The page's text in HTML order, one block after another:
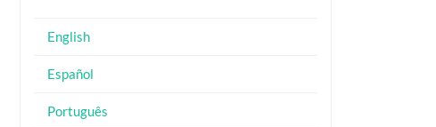
English
Español
Português